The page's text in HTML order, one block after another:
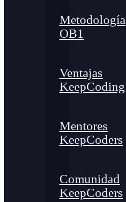
Metodología
OB1
Ventajas
KeepCoding
Mentores
KeepCoders
Comunidad
KeepCoders